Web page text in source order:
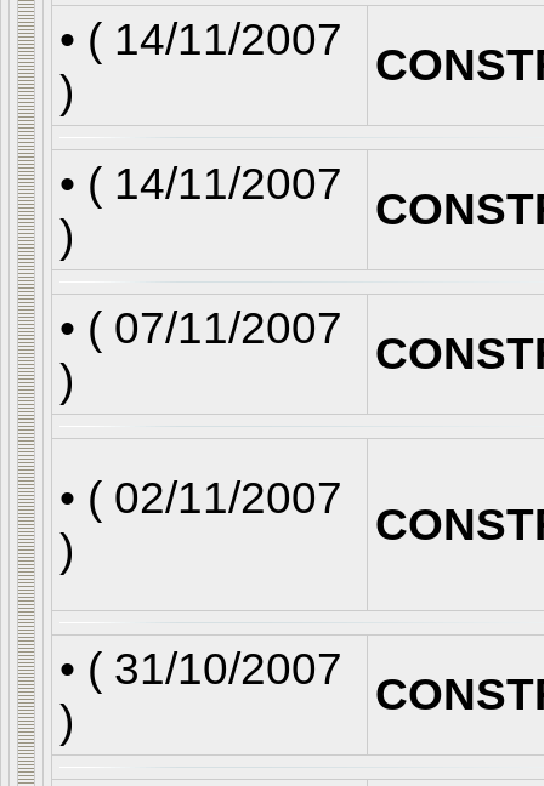
• ( 14/11/2007
)
• ( 14/11/2007
)
• ( 07/11/2007
)
• ( 02/11/2007
)
• ( 31/10/2007
)